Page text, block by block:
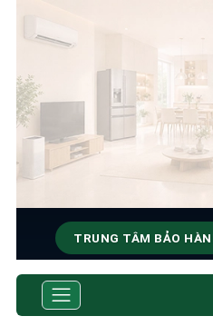
TRUNG TÂM BẢO
SỬA CHỮA